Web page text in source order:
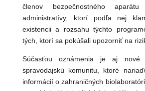
členov bezpečnostného aparátu
administratívy, ktorí podľa nej
existencii a rozsahu týchto
tých, ktorí sa pokúšali upozorniť na
Súčasťou oznámenia je aj nové
spravodajskú komunitu, ktoré
informácií o zahraničných